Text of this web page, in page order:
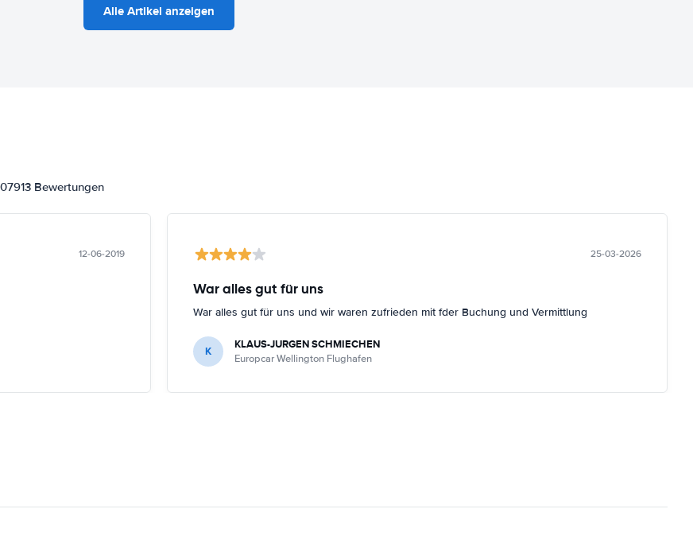
Alle Artikel anzeigen
Bewertungen
12-06-2019 25-03-2026
War alles gut für uns
War alles gut für uns und wir waren zufrieden mit fder Buchung und Vermittlung
K KLAUS-JURGEN SCHMIECHEN
Europcar Wellington Flughafen